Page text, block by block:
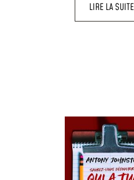
LIRE LA SUITE